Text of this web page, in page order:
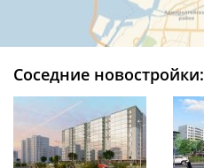
Соседние новостройки: